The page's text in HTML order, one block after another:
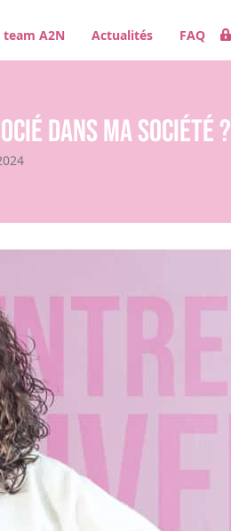
team A2N Actualités FAQ
dans ma société ?